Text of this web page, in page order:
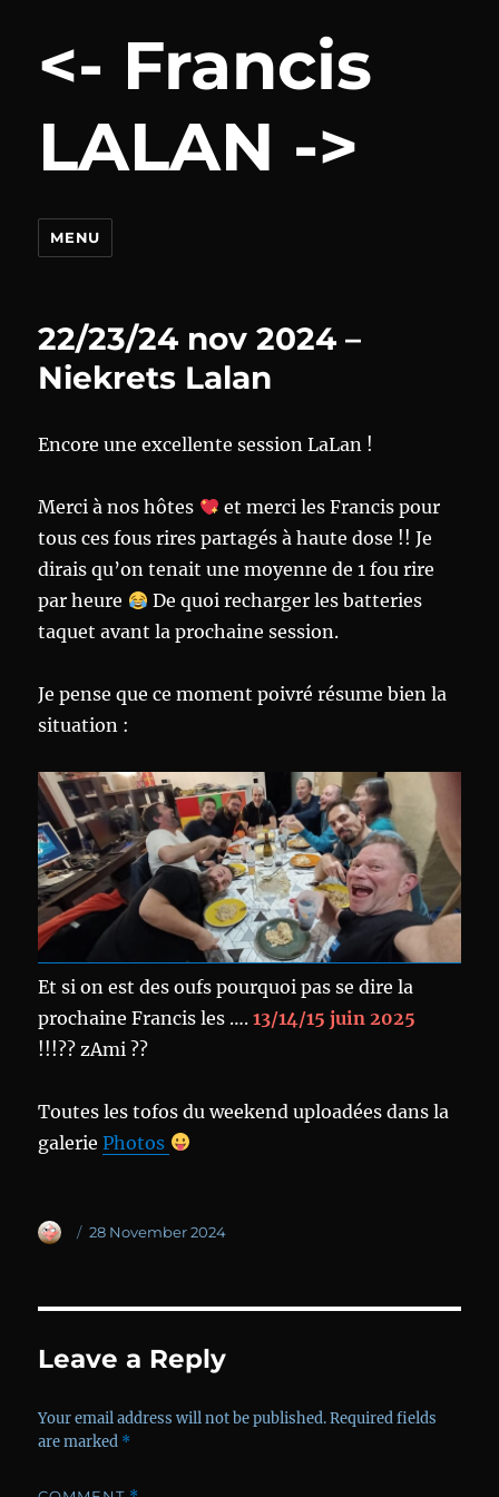
<- Francis
LALAN ->
MENU
22/23/24 nov 2024 –
Niekrets Lalan
Encore une excellente session LaLan !
Merci à nos hôtes
et merci les Francis pour
tous ces fous rires partagés à haute dose !! Je
dirais qu’on tenait une moyenne de 1 fou rire
par heure
De quoi recharger les batteries
taquet avant la prochaine session.
Je pense que ce moment poivré résume bien la
situation :
Et si on est des oufs pourquoi pas se dire la
prochaine Francis les …. 13/14/15 juin 2025
!!!?? zAmi ??
Toutes les tofos du weekend uploadées dans la
galeriePhotos
Author
Posted
28 November 2024
Leave a Reply
Your email address will not be published. Required fields
are marked *